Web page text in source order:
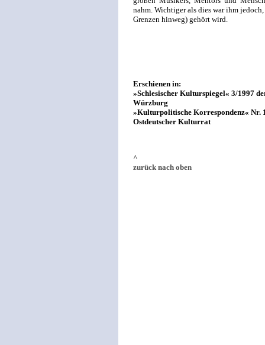
nahm. Wichtiger als dies war ihm
Grenzen hinweg) gehört wird.
Erschienen in:
»Schlesischer Kulturspiegel« 3/1997
Würzburg
»Kulturpolitische Korrespondenz« Nr.
Ostdeutscher Kulturrat
^
zurück nach oben